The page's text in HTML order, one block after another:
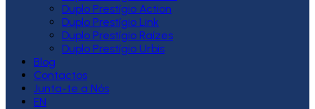
Duplo Prestígio Action
Duplo Prestígio Link
Duplo Prestígio Raízes
Duplo Prestígio Urbis
Blog
Contactos
Junta-te a Nós
EN